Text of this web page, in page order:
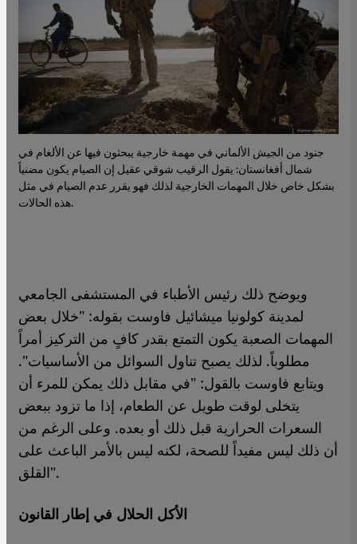
جنود من الجيش الألماني في مهمة خارجية يبحثون فيها عن الألغام في
شمال أفغانستان: يقول الرقيب شوقي عقيل إن الصيام يكون مضنياً
بشكل خاص خلال المهمات الخارجية لذلك فهو يقرر عدم الصيام في مثل
هذه الحالات.
ويوضح ذلك رئيس الأطباء في المستشفى الجامعي
لمدينة كولونيا ميشائيل فاوست بقوله: "خلال بعض
المهمات الصعبة يكون التمتع بقدر كافٍ من التركيز أمراً
مطلوباً. لذلك يصبح تناول السوائل من الأساسيات".
ويتابع فاوست بالقول: "في مقابل ذلك يمكن للمرء أن
يتخلى لوقت طويل عن الطعام، إذا ما تزود ببعض
السعرات الحرارية قبل ذلك أو بعده. وعلى الرغم من
أن ذلك ليس مفيداً للصحة، لكنه ليس بالأمر الباعث على
القلق".
الأكل الحلال في إطار القانون